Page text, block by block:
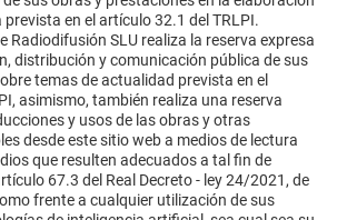
en el artículo 32.1 del TRLPI.
Radiodifusión SLU realiza la reserva expresa
distribución y comunicación pública de sus
temas de actualidad prevista en el
asimismo, también realiza una reserva
y usos de las obras y otras
desde este sitio web a medios de lectura
que resulten adecuados a tal fin de
67.3 del Real Decreto - ley 24/2021, de
frente a cualquier utilización de sus